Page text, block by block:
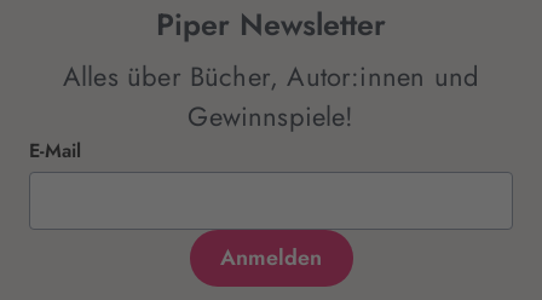
Piper Newsletter
Alles über Bücher, Autor:innen und
Gewinnspiele!
E-Mail